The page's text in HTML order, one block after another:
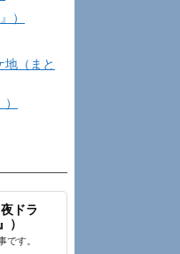
）
（まと
ドラ
）
です。